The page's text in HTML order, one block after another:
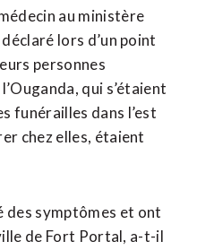
au ministère
lors d’un point
personnes
qui s’étaient
funérailles dans l’est
chez elles, étaient
des symptômes et ont
de Fort Portal, a-t-il